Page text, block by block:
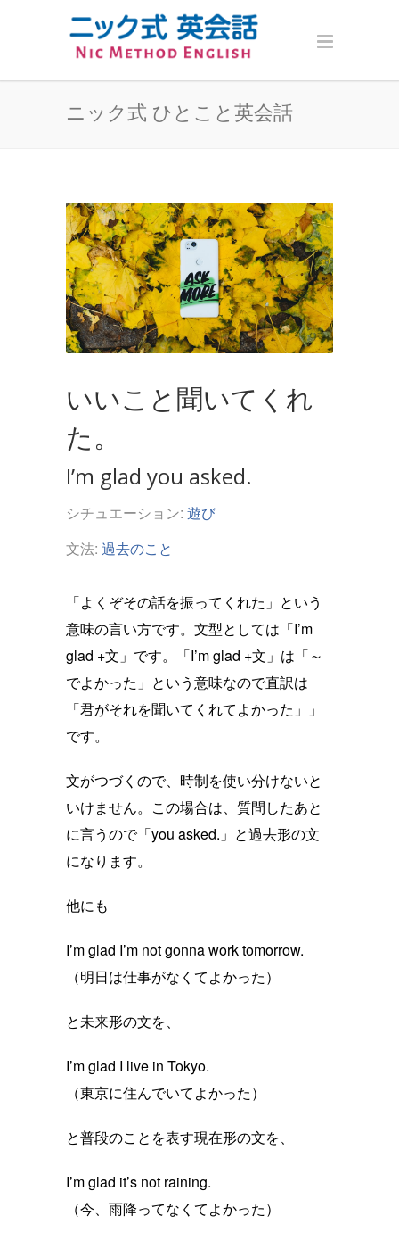
ニック式 ひとこと英会話
いいこと聞いてくれ
た。
I’m glad you asked.
シチュエーション: 遊び
文法: 過去のこと
「よくぞその話を振ってくれた」という
意味の言い方です。文型としては「I’m
glad +文」です。「I’m glad +文」は「～
でよかった」という意味なので直訳は
「君がそれを聞いてくれてよかった」」
です。
文がつづくので、時制を使い分けないと
いけません。この場合は、質問したあと
に言うので「you asked.」と過去形の文
になります。
他にも
I’m glad I’m not gonna work tomorrow.
（明日は仕事がなくてよかった）
と未来形の文を、
I’m glad I live in Tokyo.
（東京に住んでいてよかった）
と普段のことを表す現在形の文を、
I’m glad it’s not raining.
（今、雨降ってなくてよかった）